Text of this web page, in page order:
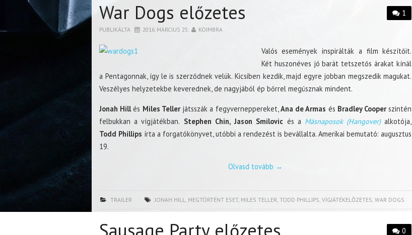
1
War Dogs előzetes
PUBLIKÁLTA 2016. MÁRCIUS 25. KOIMBRA
Valós események inspirálták a film készítőit.
Két huszonéves jó barát tetszetős árakat kínál
a Pentagonnak, így le is szerződnek velük. Kicsiben kezdik, majd egyre jobban megszedik magukat.
Veszélyes helyzetekbe keverednek, de nagyjából ép bőrrel megúsznak mindent.
Jonah Hillés Miles Tellerjátsszák a fegyverneppereket,Ana de Armas és Bradley Cooperszintén
felbukkan a vígjátékban. Stephen Chin, Jason Smilovic és a Másnaposok (Hangover)alkotója,
Todd Phillips írta a forgatókönyvet, utóbbi a rendezést is bevállalta. Amerikai bemutató: augusztus
19.
Olvasd tovább →
TRAILER JONAH HILL, MEGTÖRTÉNT ESET, MILES TELLER, TODD PHILLIPS, VÍGJÁTÉKELŐZETES, WAR DOGS
0
Sausage Party előzetes